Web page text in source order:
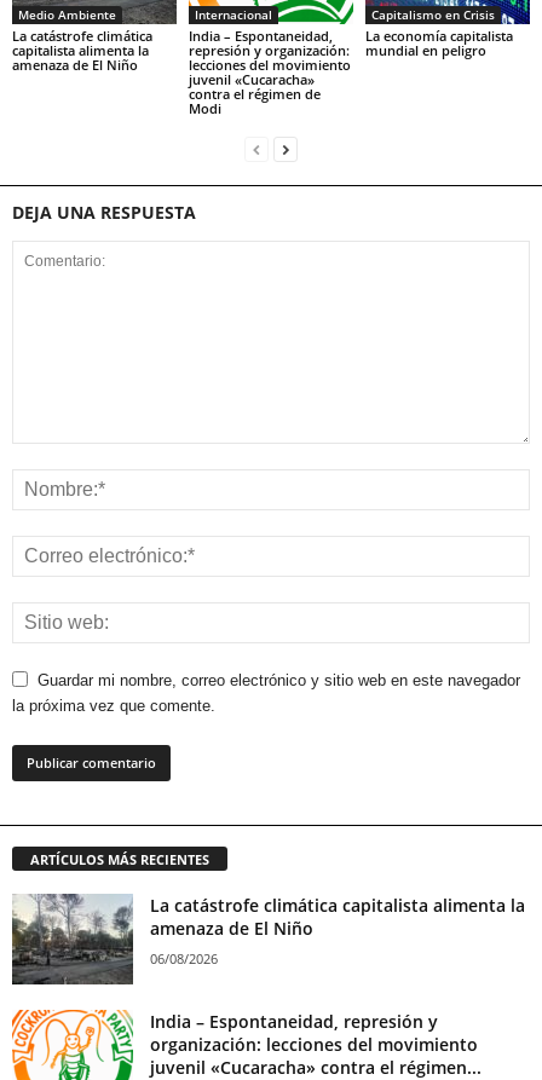
Medio Ambiente
La catástrofe climática
capitalista alimenta la
amenaza de El Niño
Internacional
India – Espontaneidad,
represión y organización:
lecciones del movimiento
juvenil «Cucaracha»
contra el régimen de
Modi
Capitalismo en Crisis
La economía capitalista
mundial en peligro
DEJA UNA RESPUESTA
Guardar mi nombre, correo electrónico y sitio web en este navegador
la próxima vez que comente.
ARTÍCULOS MÁS RECIENTES
La catástrofe climática capitalista alimenta la
amenaza de El Niño
06/08/2026
India – Espontaneidad, represión y
organización: lecciones del movimiento
juvenil «Cucaracha» contra el régimen...